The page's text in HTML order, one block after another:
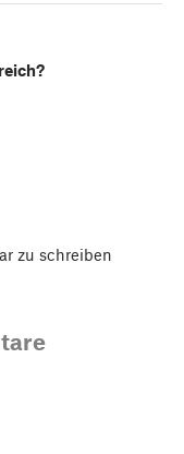
zu schreiben